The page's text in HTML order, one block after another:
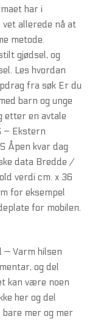
har i
vet allerede nå at
metode.
gjødsel, og
Les hvordan
fra søk Er du
barn og unge
etter en avtale
– Ekstern
Åpen kvar dag
data Bredde /
verdi cm. x 36
for eksempel
for mobilen.
Varm hilsen
og del
kan være noen
her og del
mer og mer